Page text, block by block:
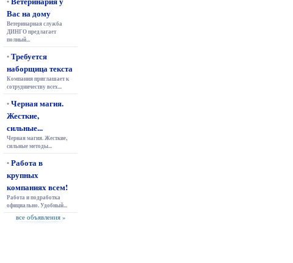
Вас на дому
Ветеринарная служба
ДИНГО предлагает
полный...
•Требуется
наборщица текста
Компания приглашает к
сотрудничеству всех...
•Черная магия.
Жесткие,
сильные...
Черная магия. Жесткие,
сильные методы...
•Работа в
крупных
компаниях всем!
Работа и подработка
официально. Удобный...
все объявления »